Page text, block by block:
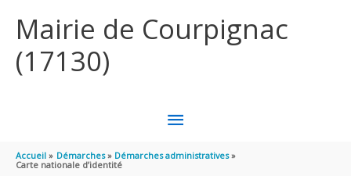
Mairie de Courpignac
(17130)
MENU
PRINCIPAL
Accueil Démarches
Démarches administratives
Carte nationale d’identité